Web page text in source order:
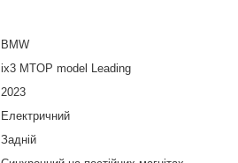
BMW
ix3 МTOP model Leading
2023
Електричний
Задній